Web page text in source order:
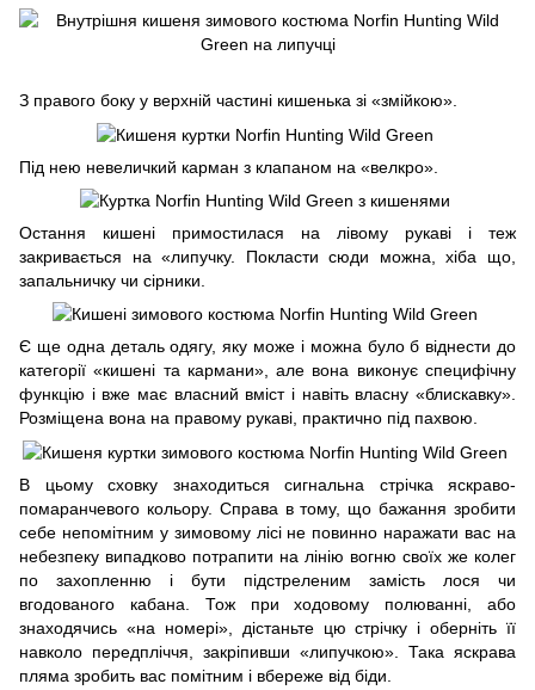
З правого боку у верхній частині кишенька зі «змійкою».
Під нею невеличкий карман з клапаном на «велкро».
Остання кишені примостилася на лівому рукаві і теж
закривається на «липучку. Покласти сюди можна, хіба що,
запальничку чи сірники.
Є ще одна деталь одягу, яку може і можна було б віднести до
категорії «кишені та кармани», але вона виконує специфічну
функцію і вже має власний вміст і навіть власну «блискавку».
Розміщена вона на правому рукаві, практично під пахвою.
В цьому сховку знаходиться сигнальна стрічка яскраво-
помаранчевого кольору. Справа в тому, що бажання зробити
себе непомітним у зимовому лісі не повинно наражати вас на
небезпеку випадково потрапити на лінію вогню своїх же колег
по захопленню і бути підстреленим замість лося чи
вгодованого кабана. Тож при ходовому полюванні, або
знаходячись «на номері», дістаньте цю стрічку і оберніть її
навколо передпліччя, закріпивши «липучкою». Така яскрава
пляма зробить вас помітним і вбереже від біди.